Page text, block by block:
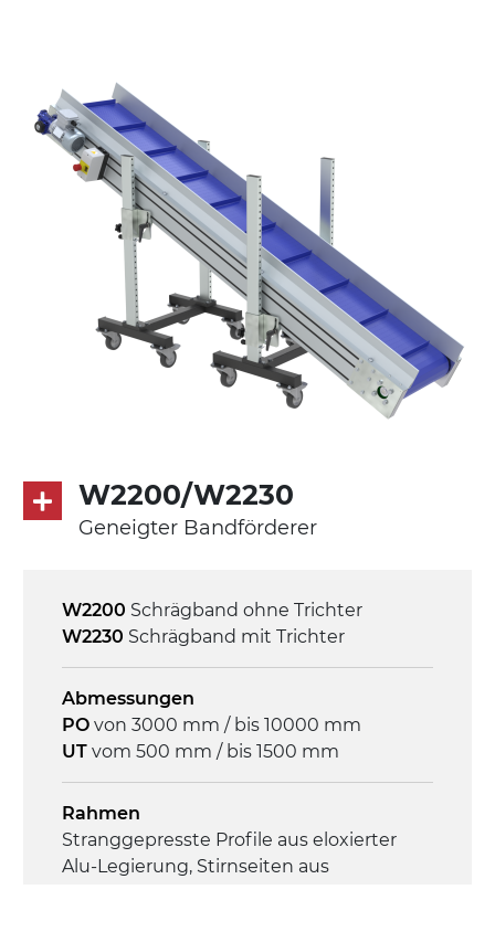
Seitenwände
Stranggepresste Profile aus eloxierter
Alu-Legierung
Ständer
ausziehbare Elemente mit Scharnieren
aus druckgegossener Alu-Legierung,
Beine aus verzinktem Metallrohr,
Schwenkräder mit/ohne Bremse (2+2)
Förderfläche
mit Gliedern aus PP Oberfläche blau
Antrieb
phasiger Asynchronmotor für
Mehrfachspannung 230/400Vac-50Hz-
3Ph
Geschwindigkeit
4,6 m/Minute
Steuerung
On/Off, E-Stopp, Motor-
Überlastungsschutz
W2200/W2230
Geneigter Bandförderer
W2200 Schrägband ohne Trichter
W2230 Schrägband mit Trichter
Abmessungen
PO von 3000 mm / bis 10000 mm
UT vom 500 mm / bis 1500 mm
Rahmen
Stranggepresste Profile aus eloxierter
Alu-Legierung, Stirnseiten aus